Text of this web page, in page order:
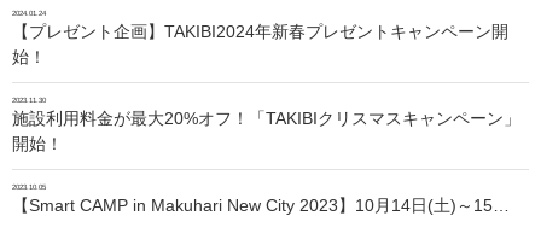
2024.01.24
【プレゼント企画】TAKIBI2024年新春プレゼントキャンペーン開
始！
2023.11.30
施設利用料金が最大20%オフ！「TAKIBIクリスマスキャンペーン」
開始！
2023.10.05
【Smart CAMP in Makuhari New City 2023】10月14日(土)～15…